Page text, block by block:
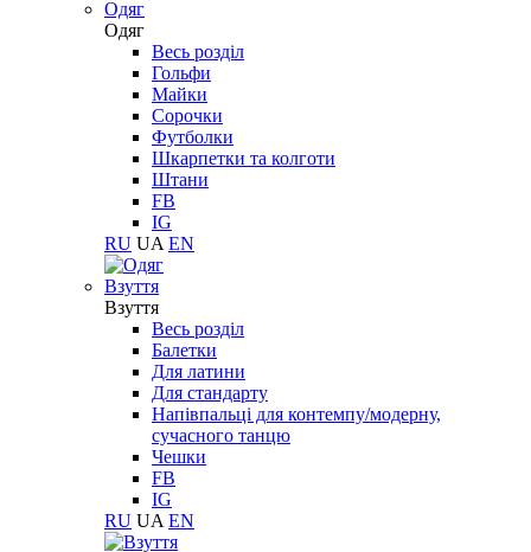
Одяг
Одяг
Весь розділ
Гольфи
Майки
Сорочки
Футболки
Шкарпетки та колготи
Штани
FB
IG
RU UA EN
Взуття
Взуття
Весь розділ
Балетки
Для латини
Для стандарту
Напівпальці для контемпу/модерну,
сучасного танцю
Чешки
FB
IG
RU UA EN